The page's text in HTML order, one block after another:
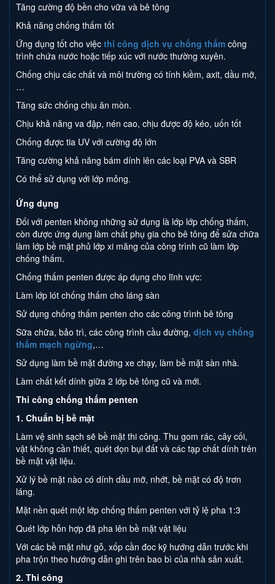
Tăng cường độ bền cho vữa và bê tông
Khả năng chống thấm tốt
Ứng dụng tốt cho việc thi công dịch vụ chống thấm công
trình chứa nước hoặc tiếp xúc với nước thường xuyên.
Chống chịu các chất và môi trường có tính kiềm, axit, dầu mỡ,
…
Tăng sức chống chịu ăn mòn.
Chịu khả năng va đập, nén cao, chịu được độ kéo, uốn tốt
Chống được tia UV với cường độ lớn
Tăng cường khả năng bám dính lên các loại PVA và SBR
Có thể sử dụng với lớp mỏng.
Ứng dụng
Đối với penten không những sử dụng là lớp lớp chống thấm,
còn được ứng dụng làm chất phụ gia cho bê tông để sửa chữa
làm lớp bề mặt phủ lớp xi măng của công trình cũ làm lớp
chống thấm.
Chống thấm penten được áp dụng cho lĩnh vực:
Làm lớp lót chống thấm cho láng sàn
Sử dụng chống thấm penten cho các công trình bê tông
Sữa chữa, bảo trì, các công trình cầu đường, dịch vụ chống
thấm mạch ngừng,…
Sử dụng làm bề mặt đường xe chạy, làm bề mặt sàn nhà.
Làm chất kết dính giữa 2 lớp bê tông cũ và mới.
Thi công chống thấm penten
1. Chuẩn bị bề mặt
Làm vệ sinh sạch sẽ bề mặt thi công. Thu gom rác, cây cối,
vật không cần thiết, quét dọn bụi đất và các tạp chất dính trên
bề mặt vật liệu.
Xử lý bề mặt nào có dính dầu mỡ, nhớt, bề mặt có độ trơn
láng.
Mặt nền quét một lớp chống thấm penten với tỷ lệ pha 1:3
Quét lớp hỗn hợp đã pha lên bề mặt vật liệu
Với các bề mặt như gỗ, xốp cần đoc kỹ hướng dẫn trước khi
pha trộn theo hướng dẫn ghi trên bao bì của nhà sản xuất.
2. Thi công